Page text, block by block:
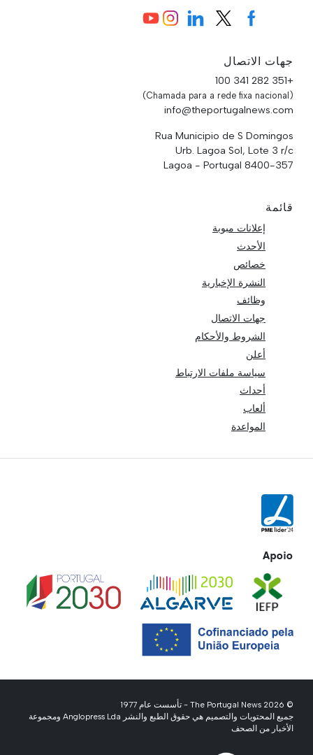
جهات الاتصال
+351 282 341 100
(Chamada para a rede fixa nacional)
info@theportugalnews.com
Rua Municipio de S Domingos
Urb. Lagoa Sol, Lote 3 r/c
8400-357 Lagoa - Portugal
قائمة
إعلانات مبوبة
الأحدث
خصائص
النشرة الإخبارية
وظائف
جهات الاتصال
الشروط والأحكام
أعلن
سياسة ملفات الارتباط
أحداث
ألعاب
المواعدة
Apoio
© 2026 The Portugal News - تأسست عام 1977
جميع المحتويات والتصميم هي حقوق الطبع والنشر Anglopress Lda ومجموعة
الأخبار من الصحف